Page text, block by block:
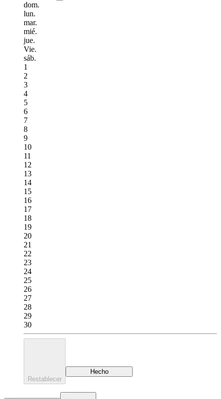
dom.
lun.
mar.
mié.
jue.
Vie.
sáb.
1
2
3
4
5
6
7
8
9
10
11
12
13
14
15
16
17
18
19
20
21
22
23
24
25
26
27
28
29
30
Restablecer
Hecho